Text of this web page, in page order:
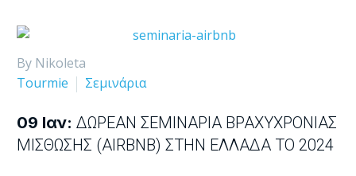
By Nikoleta
Tourmie
Σεμινάρια
09 Ιαν: ΔΩΡΕΆΝ ΣΕΜΙΝΆΡΙΑ ΒΡΑΧΥΧΡΌΝΙΑΣ
ΜΊΣΘΩΣΗΣ (AIRBNB) ΣΤΗΝ ΕΛΛΆΔΑ ΤΟ 2024